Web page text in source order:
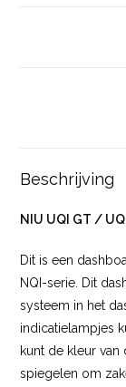
Beschrijving
NIU UQI GT /
Dit is een
NQI-serie. Dit
systeem in het
indicatielampjes
kunt de kleur van
spiegelen om